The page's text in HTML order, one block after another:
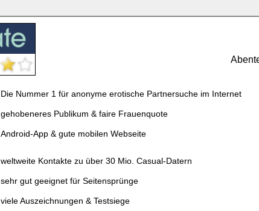
Die Nummer 1 für anonyme erotische Partnersuche im Internet
gehobeneres Publikum & faire Frauenquote
Android-App & gute mobilen Webseite
weltweite Kontakte zu über 30 Mio. Casual-Datern
sehr gut geeignet für Seitensprünge
viele Auszeichnungen & Testsiege